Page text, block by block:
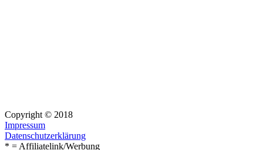
Copyright © 2018
Impressum
Datenschutzerklärung
* = Affiliatelink/Werbung